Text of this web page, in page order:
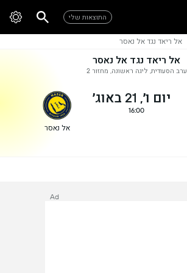
התוצאות שלי
אל ריאד נגד אל נאסר
אל ריאד נגד אל נאסר
ערב הסעודית, ליגה ראשונה, מחזור 2
יום ו׳, 21 באוג׳
16:00
אל נאסר
Ad